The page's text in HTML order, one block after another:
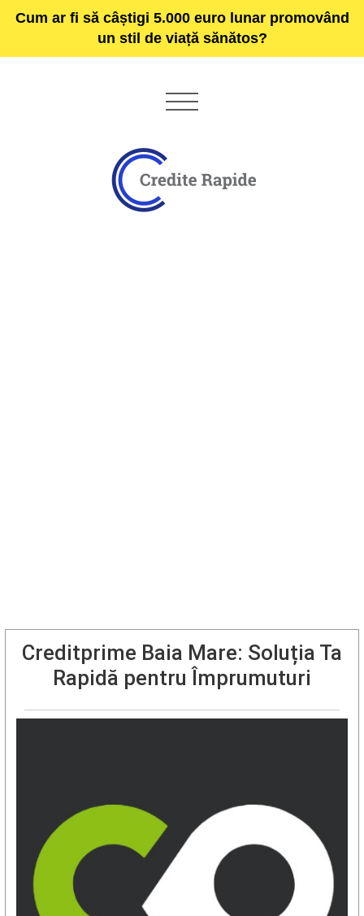
Cum ar fi să câștigi 5.000 euro lunar promovând
un stil de viață sănătos?
Creditprime Baia Mare: Soluția Ta
Rapidă pentru Împrumuturi